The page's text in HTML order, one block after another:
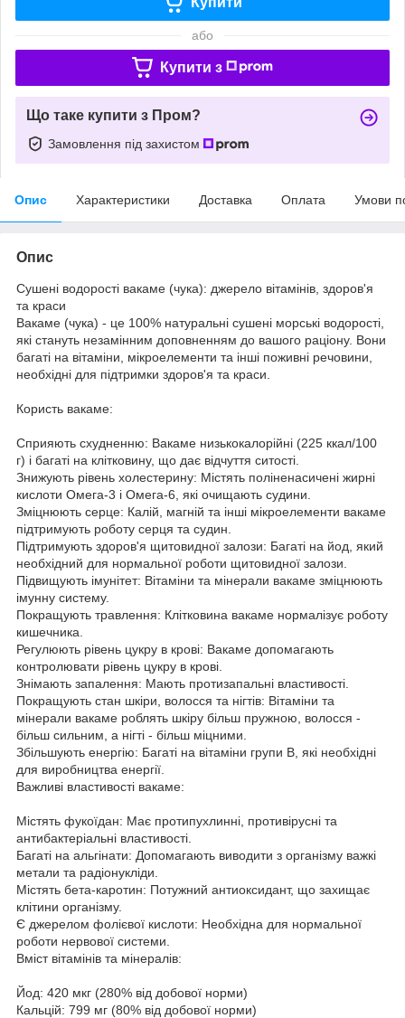
або
Купити з
Що таке купити з Пром?
Замовлення під захистом
Опис Характеристики Доставка Оплата Умови
Опис
Сушені водорості вакаме (чука): джерело вітамінів, здоров'я
та краси
Вакаме (чука) - це 100% натуральні сушені морські водорості,
які стануть незамінним доповненням до вашого раціону. Вони
багаті на вітаміни, мікроелементи та інші поживні речовини,
необхідні для підтримки здоров'я та краси.
Користь вакаме:
Сприяють схудненню: Вакаме низькокалорійні (225 ккал/100
г) і багаті на клітковину, що дає відчуття ситості.
Знижують рівень холестерину: Містять поліненасичені жирні
кислоти Омега-3 і Омега-6, які очищають судини.
Зміцнюють серце: Калій, магній та інші мікроелементи вакаме
підтримують роботу серця та судин.
Підтримують здоров'я щитовидної залози: Багаті на йод, який
необхідний для нормальної роботи щитовидної залози.
Підвищують імунітет: Вітаміни та мінерали вакаме зміцнюють
імунну систему.
Покращують травлення: Клітковина вакаме нормалізує роботу
кишечника.
Регулюють рівень цукру в крові: Вакаме допомагають
контролювати рівень цукру в крові.
Знімають запалення: Мають протизапальні властивості.
Покращують стан шкіри, волосся та нігтів: Вітаміни та
мінерали вакаме роблять шкіру більш пружною, волосся -
більш сильним, а нігті - більш міцними.
Збільшують енергію: Багаті на вітаміни групи B, які необхідні
для виробництва енергії.
Важливі властивості вакаме:
Містять фукоїдан: Має протипухлинні, противірусні та
антибактеріальні властивості.
Багаті на альгінати: Допомагають виводити з організму важкі
метали та радіонукліди.
Містять бета-каротин: Потужний антиоксидант, що захищає
клітини організму.
Є джерелом фолієвої кислоти: Необхідна для нормальної
роботи нервової системи.
Вміст вітамінів та мінералів:
Йод: 420 мкг (280% від добової норми)
Кальцій: 799 мг (80% від добової норми)